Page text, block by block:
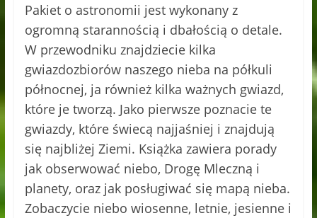
Pakiet o astronomii jest wykonany z
ogromną starannością i dbałością o detale.
W przewodniku znajdziecie kilka
gwiazdozbiorów naszego nieba na półkuli
północnej, ja również kilka ważnych gwiazd,
które je tworzą. Jako pierwsze poznacie te
gwiazdy, które świecą najjaśniej i znajdują
się najbliżej Ziemi. Książka zawiera porady
jak obserwować niebo, Drogę Mleczną i
planety, oraz jak posługiwać się mapą nieba.
Zobaczycie niebo wiosenne, letnie, jesienne i